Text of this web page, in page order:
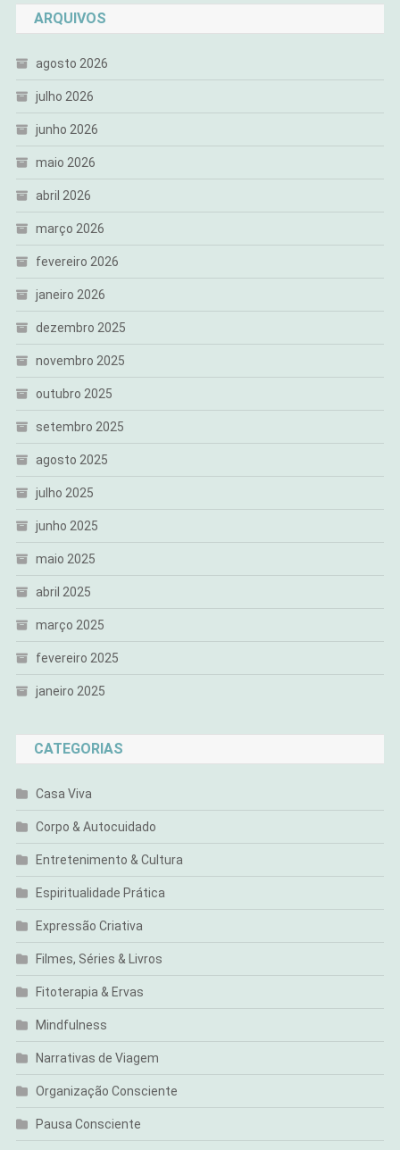
ARQUIVOS
agosto 2026
julho 2026
junho 2026
maio 2026
abril 2026
março 2026
fevereiro 2026
janeiro 2026
dezembro 2025
novembro 2025
outubro 2025
setembro 2025
agosto 2025
julho 2025
junho 2025
maio 2025
abril 2025
março 2025
fevereiro 2025
janeiro 2025
CATEGORIAS
Casa Viva
Corpo & Autocuidado
Entretenimento & Cultura
Espiritualidade Prática
Expressão Criativa
Filmes, Séries & Livros
Fitoterapia & Ervas
Mindfulness
Narrativas de Viagem
Organização Consciente
Pausa Consciente